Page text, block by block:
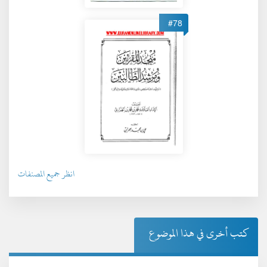
#78
انظر جميع المصنفات
كتب أخرى في هذا الموضوع